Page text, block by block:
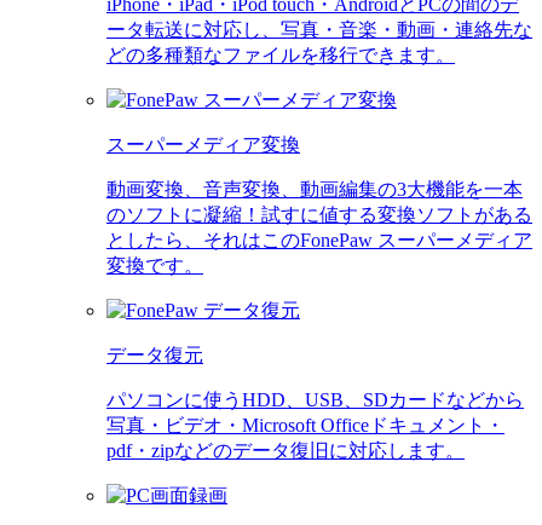
ータ転送に対応し、写真・音楽・動画・連絡先な
どの多種類なファイルを移行できます。
スーパーメディア変換
動画変換、音声変換、動画編集の3大機能を一本
のソフトに凝縮！試すに値する変換ソフトがある
としたら、それはこのFonePaw スーパーメディア
変換です。
データ復元
パソコンに使うHDD、USB、SDカードなどから
写真・ビデオ・Microsoft Officeドキュメント・
pdf・zipなどのデータ復旧に対応します。